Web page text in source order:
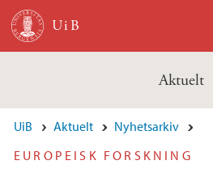
Hopp til hovedinnhold
Aktuelt
UiB Aktuelt
Nyhetsarkiv
EUROPEISK FORSKNING